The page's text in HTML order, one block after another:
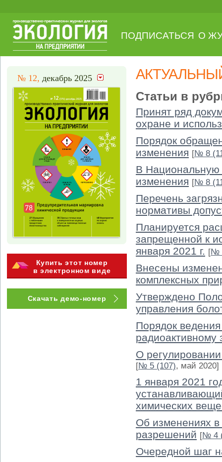
ПОДПИСАТЬСЯ О
№ 12, декабрь 2025
Купить этот номер
в электронном виде
Скачать демо-номер
Статьи в
Принят ряд
охране и
Порядок
изменения [№ 8
В
изменения [№ 8
Перечень
нормативы
Планируется
запрещенной к
января 2021 г. [№
Внесены
комплексных
Утверждено
управления
Порядок
радиоактивному
О регулировании
[№ 5 (107), май 2020]
1 января 2021
химических
Об изменениях
разрешений [№ 4
Очередной шаг